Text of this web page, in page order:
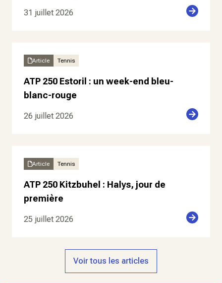
31 juillet 2026
Article Tennis
ATP 250 Estoril : un week-end bleu-
blanc-rouge
26 juillet 2026
Article Tennis
ATP 250 Kitzbuhel : Halys, jour de
première
25 juillet 2026
Voir tous les articles